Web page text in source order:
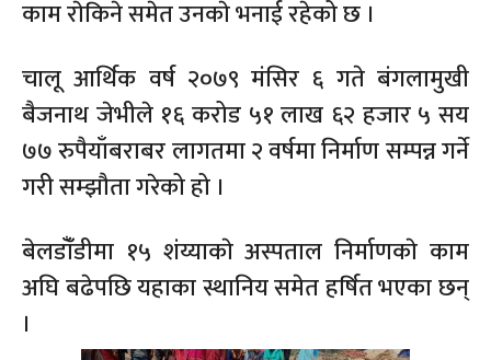
काम राेकिने समेत उनकाे भनाई रहेको छ ।
चालू आर्थिक वर्ष २०७९ मंसिर ६ गते बंगलामुखी
बैजनाथ जेभीले १६ करोड ५१ लाख ६२ हजार ५ सय
७७ रुपैयाँबराबर लागतमा २ वर्षमा निर्माण सम्पन्न गर्ने
गरी सम्झौता गरेको हो ।
बेलडाँँडीमा १५ शंय्याकाे अस्पताल निर्माणकाे काम
अघि बढेपछि यहाका स्थानिय समेत हर्षित भएका छन्
।